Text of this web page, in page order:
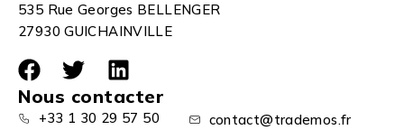
535 Rue Georges BELLENGER
27930 GUICHAINVILLE
Nous contacter
+33 1 30 29 57 50
contact@trademos.fr